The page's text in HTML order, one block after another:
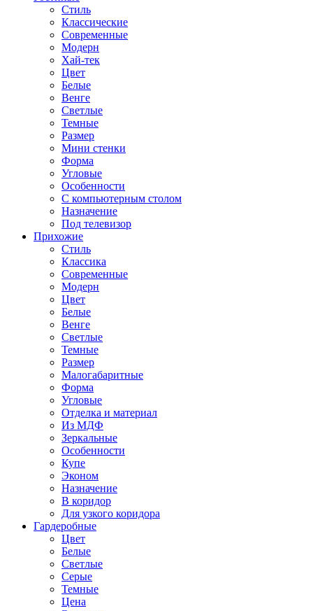
Стиль
Классические
Современные
Модерн
Хай-тек
Цвет
Белые
Венге
Светлые
Темные
Размер
Мини стенки
Форма
Угловые
Особенности
С компьютерным столом
Назначение
Под телевизор
Прихожие
Стиль
Классика
Современные
Модерн
Цвет
Белые
Венге
Светлые
Темные
Размер
Малогабаритные
Форма
Угловые
Отделка и материал
Из МДФ
Зеркальные
Особенности
Купе
Эконом
Назначение
В коридор
Для узкого коридора
Гардеробные
Цвет
Белые
Светлые
Серые
Темные
Цена